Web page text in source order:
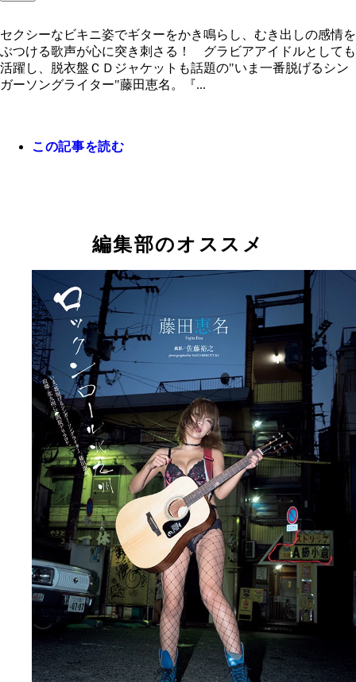
セクシーなビキニ姿でギターをかき鳴らし、むき出しの感情を
ぶつける歌声が心に突き刺さる！ グラビアアイドルとしても
活躍し、脱衣盤ＣＤジャケットも話題の"いま一番脱げるシン
ガーソングライター"藤田恵名。『...
この記事を読む
編集部のオススメ